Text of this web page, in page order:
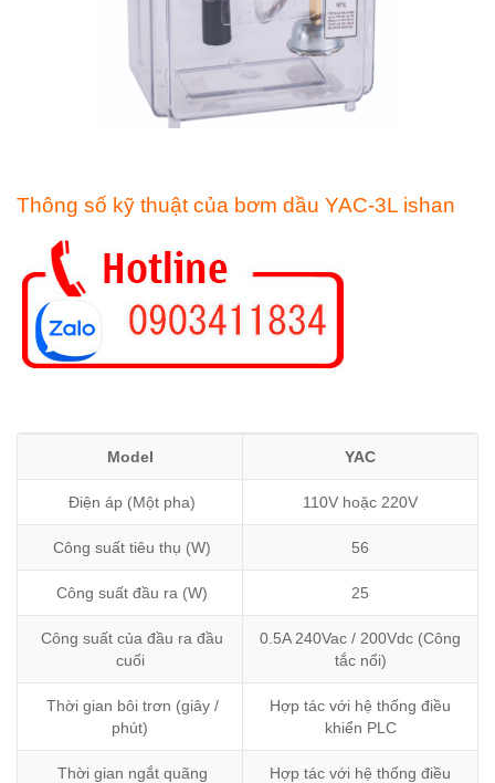
Thông số kỹ thuật của bơm dầu YAC-3L ishan
Model YAC
Điện áp (Một pha) 110V hoặc 220V
Công suất tiêu thụ (W) 56
Công suất đầu ra (W) 25
Công suất của đầu ra đầu
cuối
0.5A 240Vac / 200Vdc (Công
tắc nổi)
Thời gian bôi trơn (giây /
phút)
Hợp tác với hệ thống điều
khiển PLC
Thời gian ngắt quãng Hợp tác với hệ thống điều